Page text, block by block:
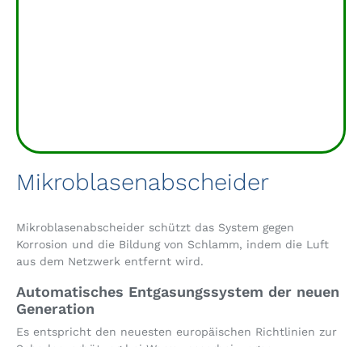
Mikroblasenabscheider
Mikroblasenabscheider schützt das System gegen
Korrosion und die Bildung von Schlamm, indem die Luft
aus dem Netzwerk entfernt wird.
Automatisches Entgasungssystem der neuen
Generation
Es entspricht den neuesten europäischen Richtlinien zur